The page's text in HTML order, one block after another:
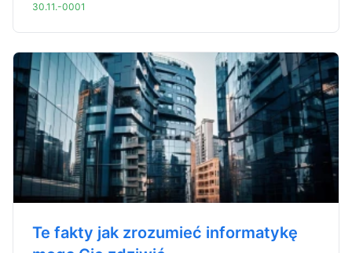
30.11.-0001
Te fakty jak zrozumieć informatykę